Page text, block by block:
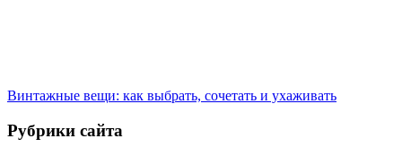
Винтажные вещи: как выбрать, сочетать и ухаживать
Рубрики сайта